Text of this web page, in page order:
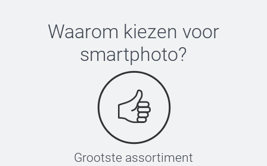
Waarom kiezen voor
smartphoto?
Grootste assortiment